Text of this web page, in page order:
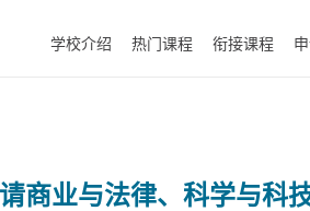
学校介绍 热门课程 衔接课程
商业与法律、科学与科